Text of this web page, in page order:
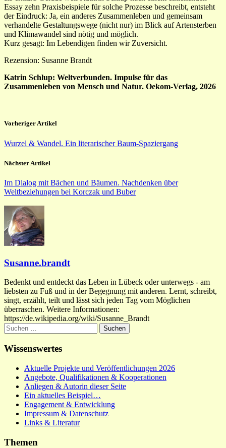
Essay zehn Praxisbeispiele für solche Prozesse beschreibt, entsteht
der Eindruck: Ja, ein anderes Zusammenleben und gemeinsam
verhandelte Gestaltungswege (nicht nur) im Blick auf Artensterben
und Klimawandel sind nötig und möglich.
Kurz gesagt: Im Lebendigen finden wir Zuversicht.
Rezension: Susanne Brandt
Katrin Schlup: Weltverbunden. Impulse für das
Zusammenleben von Mensch und Natur. Oekom-Verlag, 2026
Vorheriger Artikel
Wurzel & Wandel. Ein literarischer Baum-Spaziergang
Nächster Artikel
Im Dialog mit Bächen und Bäumen. Nachdenken über
Weltbeziehungen bei Korczak und Buber
Susanne.brandt
Bedenkt und entdeckt das Leben in Lübeck oder unterwegs - am
liebsten zu Fuß und in der Begegnung mit anderen. Lernt, schreibt,
singt, erzählt, teilt und lässt sich jeden Tag vom Möglichen
überraschen. Weitere Informationen:
https://de.wikipedia.org/wiki/Susanne_Brandt
Suchen
nach:
Wissenswertes
Aktuelle Projekte und Veröffentlichungen 2026
Angebote, Qualifikationen & Kooperationen
Anliegen & Autorin dieser Seite
Ein aktuelles Beispiel…
Engagement & Entwicklung
Impressum & Datenschutz
Links & Literatur
Themen